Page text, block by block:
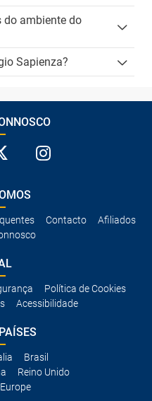
do ambiente do
Sapienza?
Contacto
Afiliados
Política de Cookies
Acessibilidade
Brasil
Reino Unido
Europe